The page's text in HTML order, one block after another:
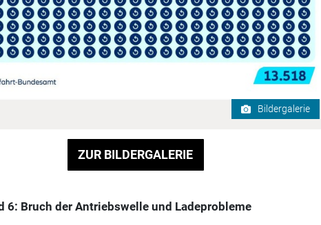
Bildergalerie
ZUR BILDERGALERIE
6: Bruch der Antriebswelle und Ladeprobleme